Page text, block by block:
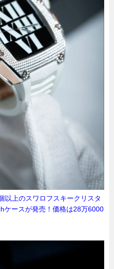
以上のスワロフスキークリスタ
ケースが発売！価格は28万6000